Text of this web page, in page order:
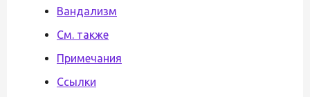
Вандализм
См. также
Примечания
Ссылки